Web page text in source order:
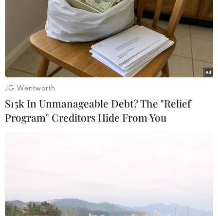
09/03/2017 08:44
Tổng cục Hải quan đã thành lập tổ xác minh làm rõ
thông tin "bôi trơn" cán bộ hải quan xảy ra tại Chi cục
Hải quan cửa khẩu cảng Hải Phòng đã đăng trên Báo
điện tử VietnamPlus mới đây.
JG Wentworth
$15k In Unmanageable Debt? The "Relief
Program" Creditors Hide From You